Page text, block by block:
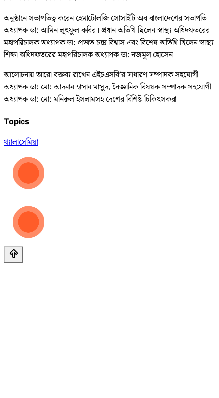
অনুষ্ঠানে সভাপতিত্ব করেন হেমাটোলজি সোসাইটি অব বাংলাদেশের সভাপতি
অধ্যাপক ডা: আমিন লুৎফুল কবির। প্রধান অতিথি ছিলেন স্বাস্থ্য অধিদফতরের
মহাপরিচালক অধ্যাপক ডা: প্রভাত চন্দ্র বিশ্বাস এবং বিশেষ অতিথি ছিলেন স্বাস্থ্য
শিক্ষা অধিদফতরের মহাপরিচালক অধ্যাপক ডা: নজমুল হোসেন।
আলোচনায় আরো বক্তব্য রাখেন এইচএসবি’র সাধারণ সম্পাদক সহযোগী
অধ্যাপক ডা: মো: আদনান হাসান মাসুদ, বৈজ্ঞানিক বিষয়ক সম্পাদক সহযোগী
অধ্যাপক ডা: মো: মনিরুল ইসলামসহ দেশের বিশিষ্ট চিকিৎসকরা।
Topics
থ্যালাসেমিয়া